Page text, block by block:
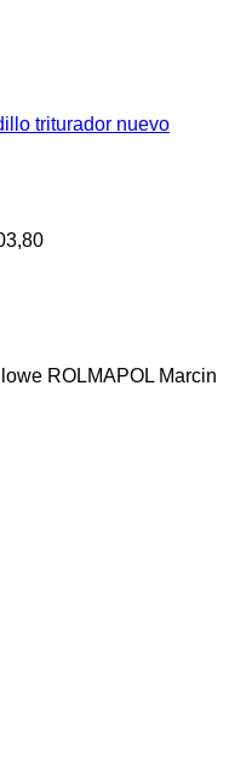
triturador nuevo
ROLMAPOL Marcin